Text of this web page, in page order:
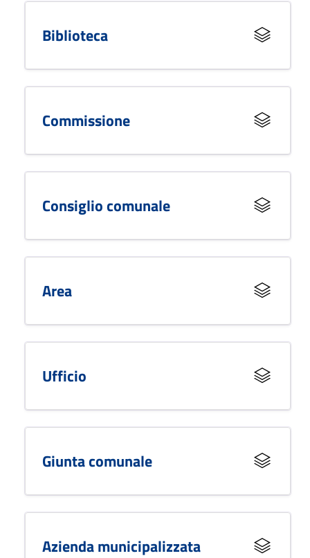
Biblioteca
Commissione
Consiglio comunale
Area
Ufficio
Giunta comunale
Azienda municipalizzata